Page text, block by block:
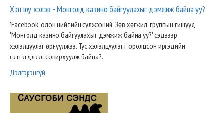
Хэн юу хэлэв - Монголд казино байгуулахыг дэмжиж байна уу?
'Facebook' олон нийтийн сүлжээний 'Зөв хөгжил' группын гишүүд
'Монголд казино байгуулахыг дэмжиж байна уу?' сэдвээр
хэлэлцүүлэг өрнүүлжээ. Тус хэлэлцүүлэгт оролцсон иргэдийн
сэтгэгдлээс сонирхуулж байна?..
Дэлгэрэнгүй